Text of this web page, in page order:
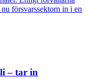
försvarssektorn in i en
– tar in